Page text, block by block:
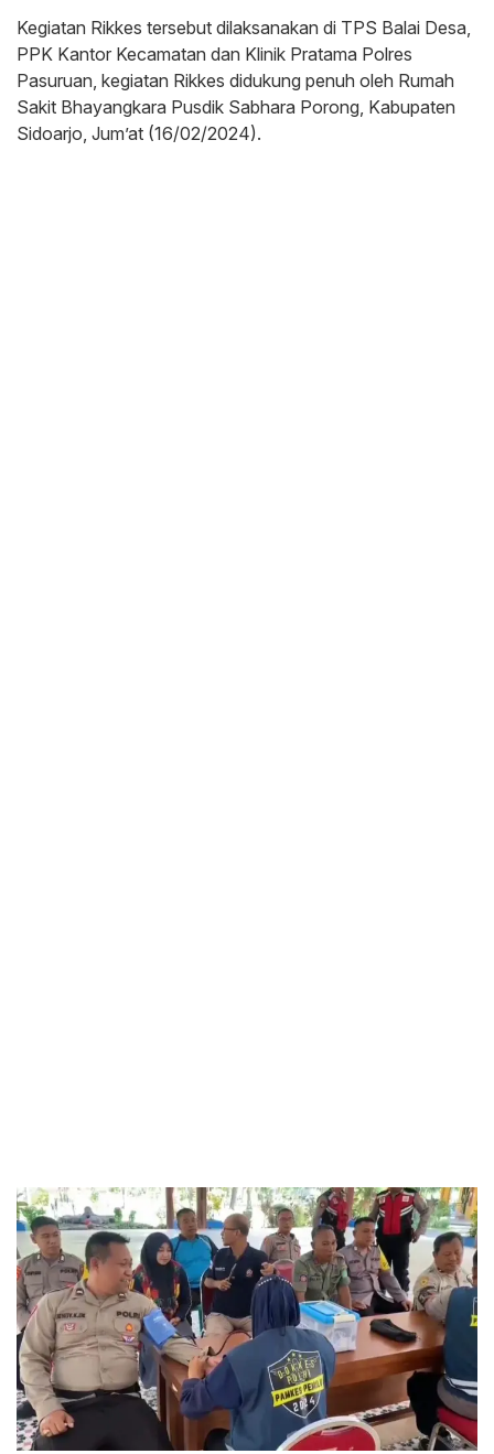
Kegiatan Rikkes tersebut dilaksanakan di TPS Balai Desa,
PPK Kantor Kecamatan dan Klinik Pratama Polres
Pasuruan, kegiatan Rikkes didukung penuh oleh Rumah
Sakit Bhayangkara Pusdik Sabhara Porong, Kabupaten
Sidoarjo, Jum’at (16/02/2024).